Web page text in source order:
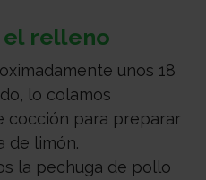
el relleno
unos 18
lo colamos
cocción para preparar
de limón.
la pechuga de pollo